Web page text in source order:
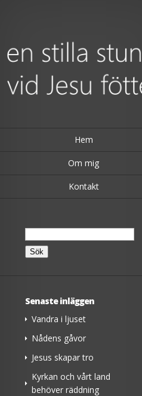
Hem
Om mig
Kontakt
Sök
efter:
Senaste inläggen
Vandra i ljuset
Nådens gåvor
Jesus skapar tro
Kyrkan och vårt land
behöver räddning